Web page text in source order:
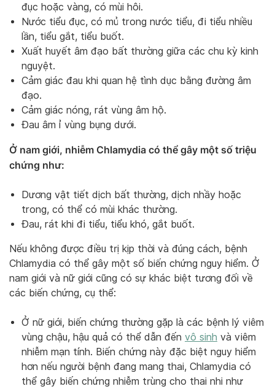
đục hoặc vàng, có mùi hôi.
Nước tiểu đục, có mủ trong nước tiểu, đi tiểu nhiều
lần, tiểu gắt, tiểu buốt.
Xuất huyết âm đạo bất thường giữa các chu kỳ kinh
nguyệt.
Cảm giác đau khi quan hệ tình dục bằng đường âm
đạo.
Cảm giác nóng, rát vùng âm hộ.
Đau âm ỉ vùng bụng dưới.
Ở nam giới, nhiễm Chlamydia có thể gây một số triệu
chứng như:
Dương vật tiết dịch bất thường, dịch nhầy hoặc
trong, có thể có mùi khác thường.
Đau, rát khi đi tiểu, tiểu khó, gắt buốt.
Nếu không được điều trị kịp thời và đúng cách, bệnh
Chlamydia có thể gây một số biến chứng nguy hiểm. Ở
nam giới và nữ giới cũng có sự khác biệt tương đối về
các biến chứng, cụ thể:
Ở nữ giới, biến chứng thường gặp là các bệnh lý viêm
vùng chậu, hậu quả có thể dẫn đến vô sinh và viêm
nhiễm mạn tính. Biến chứng này đặc biệt nguy hiểm
hơn nếu người bệnh đang mang thai, Chlamydia có
thể gây biến chứng nhiễm trùng cho thai nhi như